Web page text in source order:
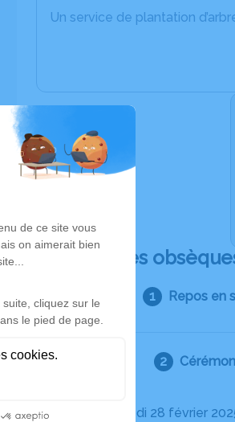
Un service de plantation
Déroulé des
Repos en
Le vendredi 28 février